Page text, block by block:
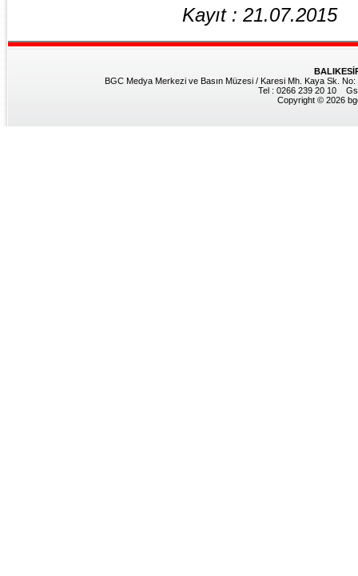
Kayıt : 21.07.2015
BGC Medya Merkezi ve Basın Müzesi / Karesi Mh. Kaya Sk.
Tel : 0266 239 20 10
Copyright © 2026